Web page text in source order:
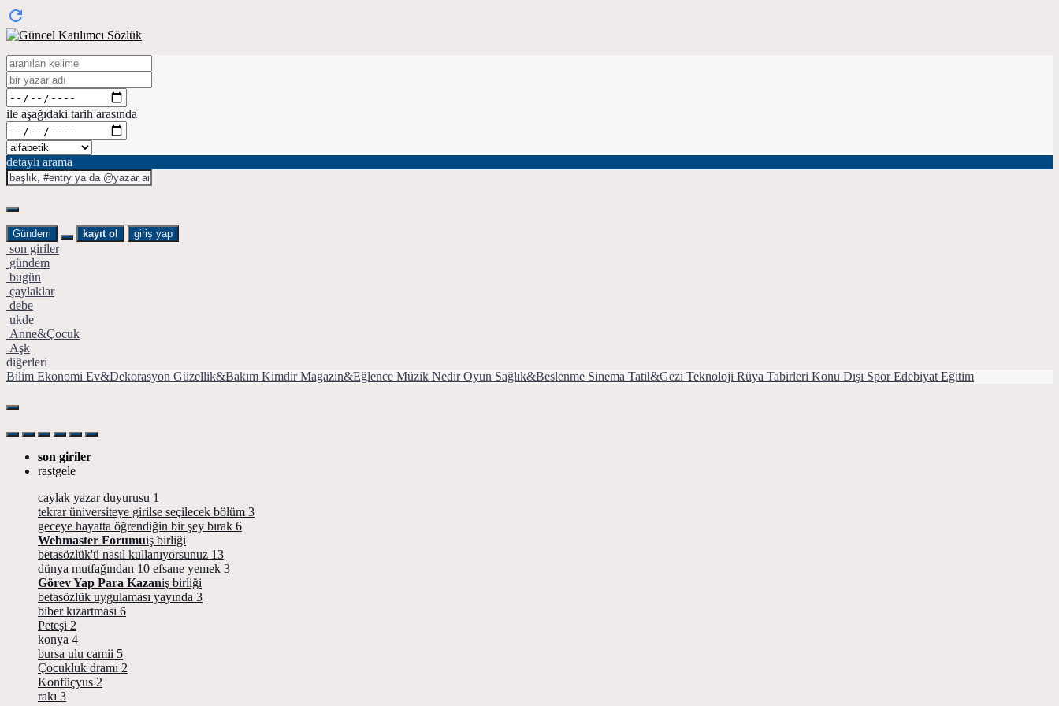
ile aşağıdaki tarih arasında
detaylı arama
Gündem kayıt ol giriş yap
son giriler
gündem
bugün
çaylaklar
debe
ukde
Anne&Çocuk
Aşk
diğerleri
Bilim Ekonomi Ev&Dekorasyon Güzellik&Bakım Kimdir Magazin&Eğlence Müzik Nedir Oyun Sağlık&Beslenme Sinema Tatil&Gezi Teknoloji Rüya Tabirleri Konu Dışı Spor Edebiyat Eğitim
son giriler
rastgele
caylak yazar duyurusu 1
tekrar üniversiteye girilse seçilecek bölüm 3
geceye hayatta öğrendiğin bir şey bırak 6
Webmaster Forumuiş birliği
betasözlük'ü nasıl kullanıyorsunuz 13
dünya mutfağından 10 efsane yemek 3
Görev Yap Para Kazaniş birliği
betasözlük uygulaması yayında 3
biber kızartması 6
Peteşi 2
konya 4
bursa ulu camii 5
Çocukluk dramı 2
Konfüçyus 2
rakı 3